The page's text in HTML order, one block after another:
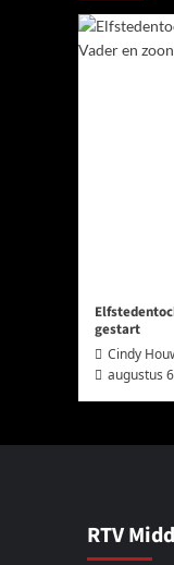
gestart
Cindy
augustus
RTV